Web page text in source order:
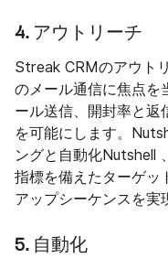
4. アウトリーチ
Streak CRMのアウト
のメール通信に焦点を
ール送信、開封率と返
を可能にします。
ングと自動化Nutshell
指標を備えたターゲッ
アップシーケンスを実
5. 自動化